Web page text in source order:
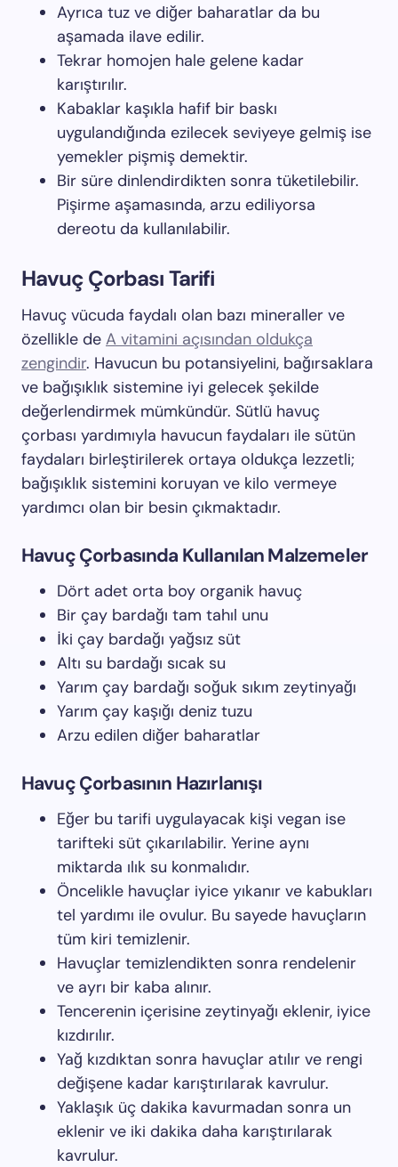
Ayrıca tuz ve diğer baharatlar da bu
aşamada ilave edilir.
Tekrar homojen hale gelene kadar
karıştırılır.
Kabaklar kaşıkla hafif bir baskı
uygulandığında ezilecek seviyeye gelmiş ise
yemekler pişmiş demektir.
Bir süre dinlendirdikten sonra tüketilebilir.
Pişirme aşamasında, arzu ediliyorsa
dereotu da kullanılabilir.
Havuç Çorbası Tarifi
Havuç vücuda faydalı olan bazı mineraller ve
özellikle de A vitamini açısından oldukça
zengindir. Havucun bu potansiyelini, bağırsaklara
ve bağışıklık sistemine iyi gelecek şekilde
değerlendirmek mümkündür. Sütlü havuç
çorbası yardımıyla havucun faydaları ile sütün
faydaları birleştirilerek ortaya oldukça lezzetli;
bağışıklık sistemini koruyan ve kilo vermeye
yardımcı olan bir besin çıkmaktadır.
Havuç Çorbasında Kullanılan Malzemeler
Dört adet orta boy organik havuç
Bir çay bardağı tam tahıl unu
İki çay bardağı yağsız süt
Altı su bardağı sıcak su
Yarım çay bardağı soğuk sıkım zeytinyağı
Yarım çay kaşığı deniz tuzu
Arzu edilen diğer baharatlar
Havuç Çorbasının Hazırlanışı
Eğer bu tarifi uygulayacak kişi vegan ise
tarifteki süt çıkarılabilir. Yerine aynı
miktarda ılık su konmalıdır.
Öncelikle havuçlar iyice yıkanır ve kabukları
tel yardımı ile ovulur. Bu sayede havuçların
tüm kiri temizlenir.
Havuçlar temizlendikten sonra rendelenir
ve ayrı bir kaba alınır.
Tencerenin içerisine zeytinyağı eklenir, iyice
kızdırılır.
Yağ kızdıktan sonra havuçlar atılır ve rengi
değişene kadar karıştırılarak kavrulur.
Yaklaşık üç dakika kavurmadan sonra un
eklenir ve iki dakika daha karıştırılarak
kavrulur.